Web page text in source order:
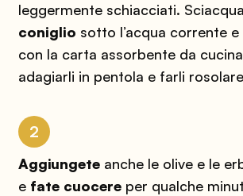
leggermente schiacciati.
coniglio sotto l’acqua corrente
con la carta assorbente da
adagiarli in pentola e farli
2
Aggiungeteanche le olive e le
e fate cuocereper qualche